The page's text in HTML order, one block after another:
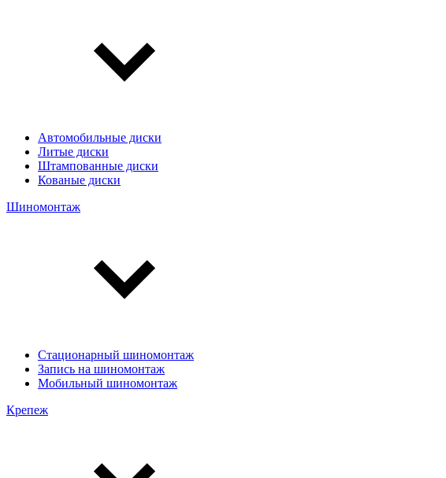
Автомобильные диски
Литые диски
Штампованные диски
Кованые диски
Шиномонтаж
Стационарный шиномонтаж
Запись на шиномонтаж
Мобильный шиномонтаж
Крепеж